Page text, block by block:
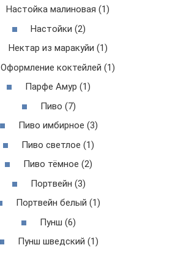
Настойка малиновая (1)
Настойки (2)
Нектар из маракуйи (1)
Оформление коктейлей (1)
Парфе Амур (1)
Пиво (7)
Пиво имбирное (3)
Пиво светлое (1)
Пиво тёмное (2)
Портвейн (3)
Портвейн белый (1)
Пунш (6)
Пунш шведский (1)